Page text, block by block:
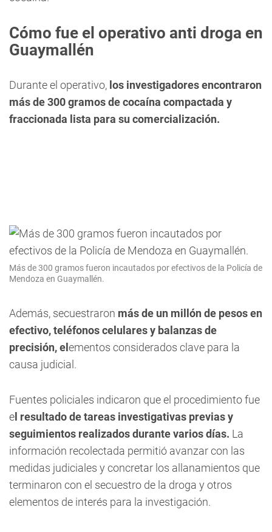
Cómo fue el operativo anti droga en
Guaymallén
Durante el operativo, los investigadores encontraron
más de 300 gramos de cocaína compactada y
fraccionada lista para su comercialización.
Más de 300 gramos fueron incautados por efectivos de la Policía de
Mendoza en Guaymallén.
Además, secuestraron más de un millón de pesos en
efectivo, teléfonos celulares y balanzas de
precisión, el ementos considerados clave para la
causa judicial.
Fuentes policiales indicaron que el procedimiento fue
e l resultado de tareas investigativas previas y
seguimientos realizados durante varios días. La
información recolectada permitió avanzar con las
medidas judiciales y concretar los allanamientos que
terminaron con el secuestro de la droga y otros
elementos de interés para la investigación.